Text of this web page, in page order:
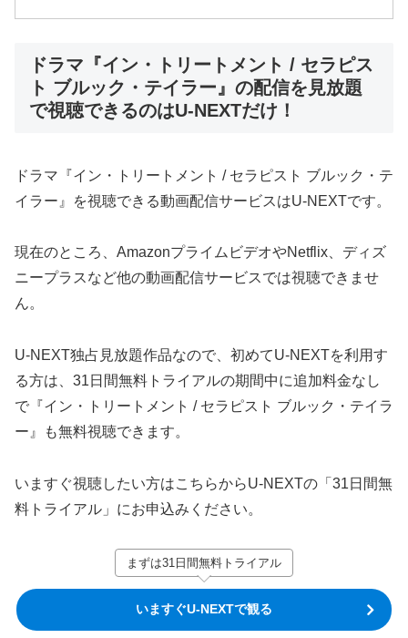
ドラマ『イン・トリートメント / セラピス
ト ブルック・テイラー』の配信を見放題
で視聴できるのはU-NEXTだけ！
ドラマ『イン・トリートメント / セラピスト ブルック・テ
イラー』を視聴できる動画配信サービスはU-NEXTです。
現在のところ、AmazonプライムビデオやNetflix、ディズ
ニープラスなど他の動画配信サービスでは視聴できませ
ん。
U-NEXT独占見放題作品なので、初めてU-NEXTを利用す
る方は、31日間無料トライアルの期間中に追加料金なし
で『イン・トリートメント / セラピスト ブルック・テイラ
ー』も無料視聴できます。
いますぐ視聴したい方はこちらからU-NEXTの「31日間無
料トライアル」にお申込みください。
まずは31日間無料トライアル
いますぐU-NEXTで観る